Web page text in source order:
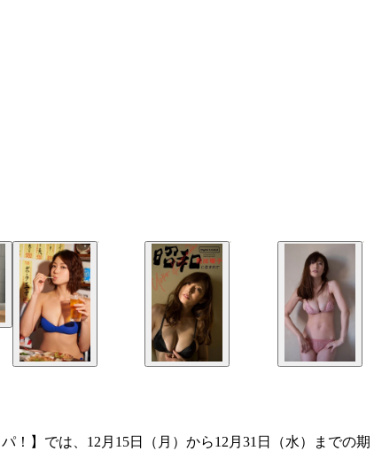
！】では、12月15日（月）から12月31日（水）までの期